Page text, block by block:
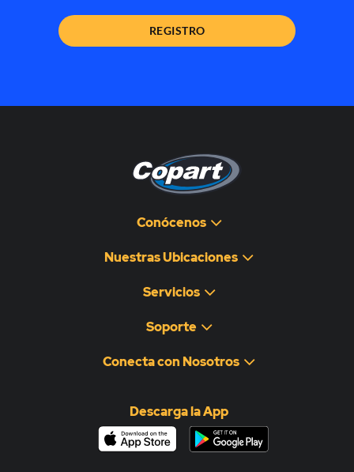
REGISTRO
Conócenos
Nuestras Ubicaciones
Servicios
Soporte
Conecta con Nosotros
Descarga la App